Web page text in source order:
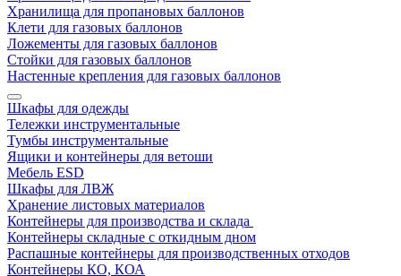
Хранилища для пропановых баллонов
Клети для газовых баллонов
Ложементы для газовых баллонов
Стойки для газовых баллонов
Настенные крепления для газовых баллонов
Шкафы для одежды
Тележки инструментальные
Тумбы инструментальные
Ящики и контейнеры для ветоши
Мебель ESD
Шкафы для ЛВЖ
Хранение листовых материалов
Контейнеры для производства и склада
Контейнеры складные с откидным дном
Распашные контейнеры для производственных отходов
Контейнеры КО, КОА